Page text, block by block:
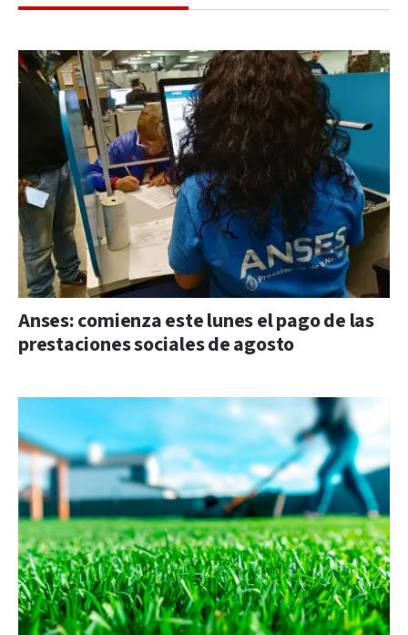
Anses: comienza este lunes el pago de las
prestaciones sociales de agosto